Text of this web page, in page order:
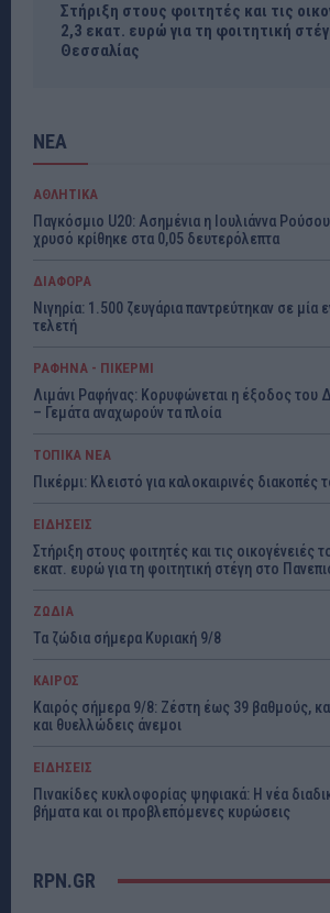
Στήριξη στους φοιτητές και τις
2,3 εκατ. ευρώ για τη φοιτητική
Θεσσαλίας
ΝΕΑ
ΑΘΛΗΤΙΚΑ
Παγκόσμιο U20: Ασημένια η Ιουλιάννα
χρυσό κρίθηκε στα 0,05 δευτερόλεπτα
ΔΙΑΦΟΡΑ
Νιγηρία: 1.500 ζευγάρια παντρεύτηκαν σε μία
τελετή
ΡΑΦΗΝΑ - ΠΙΚΕΡΜΙ
Λιμάνι Ραφήνας: Κορυφώνεται η έξοδος του
– Γεμάτα αναχωρούν τα πλοία
ΤΟΠΙΚΑ ΝΕΑ
Πικέρμι: Κλειστό για καλοκαιρινές διακοπές
ΕΙΔΗΣΕΙΣ
Στήριξη στους φοιτητές και τις οικογένειές
εκατ. ευρώ για τη φοιτητική στέγη στο
ΖΩΔΙΑ
Τα ζώδια σήμερα Κυριακή 9/8
ΚΑΙΡΟΣ
Καιρός σήμερα 9/8: Ζέστη έως 39 βαθμούς,
και θυελλώδεις άνεμοι
ΕΙΔΗΣΕΙΣ
Πινακίδες κυκλοφορίας ψηφιακά: Η νέα
βήματα και οι προβλεπόμενες κυρώσεις
RPN.GR